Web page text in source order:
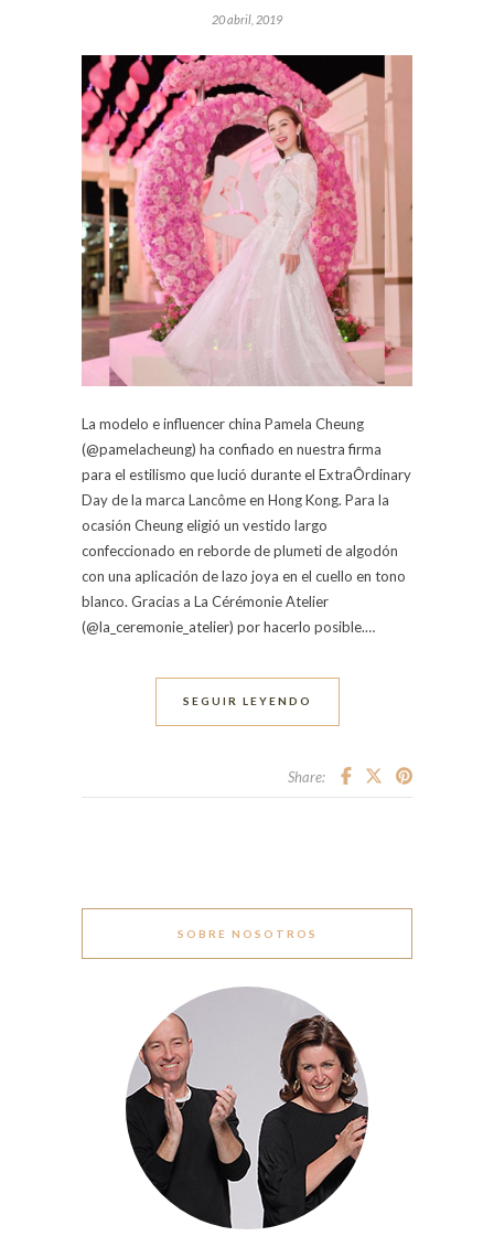
20 abril, 2019
La modelo e influencer china Pamela Cheung
(@pamelacheung) ha confiado en nuestra firma
para el estilismo que lució durante el ExtraÔrdinary
Day de la marca Lancôme en Hong Kong. Para la
ocasión Cheung eligió un vestido largo
confeccionado en reborde de plumeti de algodón
con una aplicación de lazo joya en el cuello en tono
blanco. Gracias a La Cérémonie Atelier
(@la_ceremonie_atelier) por hacerlo posible.…
SEGUIR LEYENDO
Share:
SOBRE NOSOTROS